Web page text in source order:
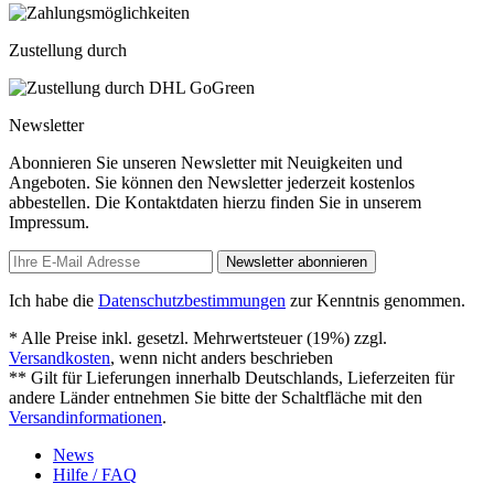
Zustellung durch
Newsletter
Abonnieren Sie unseren Newsletter mit Neuigkeiten und
Angeboten. Sie können den Newsletter jederzeit kostenlos
abbestellen. Die Kontaktdaten hierzu finden Sie in unserem
Impressum.
Newsletter abonnieren
Ich habe die Datenschutzbestimmungen zur Kenntnis genommen.
* Alle Preise inkl. gesetzl. Mehrwertsteuer (19%) zzgl.
Versandkosten, wenn nicht anders beschrieben
** Gilt für Lieferungen innerhalb Deutschlands, Lieferzeiten für
andere Länder entnehmen Sie bitte der Schaltfläche mit den
Versandinformationen.
News
Hilfe / FAQ